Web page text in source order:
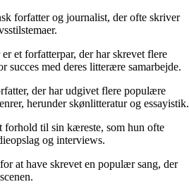
forfatter og journalist, der ofte skriver
et forfatterpar, der har skrevet flere
succes med deres litterære samarbejde.
der har udgivet flere populære
herunder skønlitteratur og essayistik.
forhold til sin kæreste, som hun ofte
og interviews.
at have skrevet en populær sang, der